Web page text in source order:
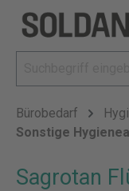
Bürobedarf
Sonstige
Sagrotan